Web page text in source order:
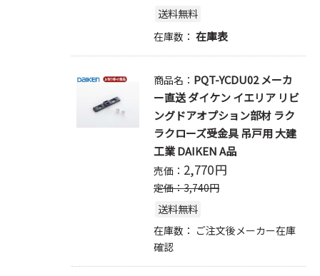
送料無料
在庫数： 在庫表
商品名： PQT-YCDU02 メーカ
ー直送 ダイケン イエリア リビ
ングドアオプション部材 ラク
ラクローズ受金具 吊戸用 大建
工業 DAIKEN A品
売価： 2,770円
定価：3,740円
送料無料
在庫数： ご注文後メーカー在庫
確認